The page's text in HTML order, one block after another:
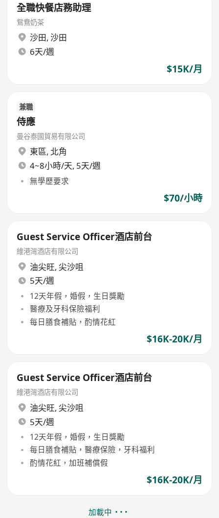
全職快餐店務助理
鴛鴦奶茶
沙田, 沙田
6天/週
$15K/月
兼職
侍應
曼谷泰國貿易有限公司
東區, 北角
4~8小時/天, 5天/週
無學歷要求
$70/小時
Guest Service Officer酒店前台
維港灣酒店有限公司
油尖旺, 尖沙咀
5天/週
12天年假，婚假，生日獎勵
醫療及牙科保險福利
每日膳食補貼，酌情花紅
$16K-20K/月
Guest Service Officer酒店前台
維港灣酒店有限公司
油尖旺, 尖沙咀
5天/週
12天年假，婚假，生日獎勵
每日膳食補貼，醫療保險，牙科福利
酌情花紅，加班補償假
$16K-20K/月
加載中